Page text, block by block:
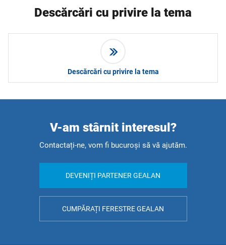
Descărcări cu privire la tema
Descărcări cu privire la tema
V-am stârnit interesul?
Contactați-ne, vom fi bucuroși să vă ajutăm.
DEVENIȚI PARTENER GEALAN
CUMPĂRAȚI FERESTRE GEALAN